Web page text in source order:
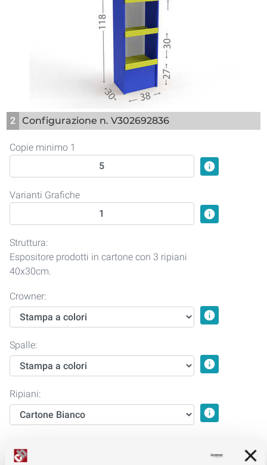
2 Configurazione n. V302692836
Copie minimo 1
info
Varianti Grafiche
info
Struttura:
Espositore prodotti in cartone con 3 ripiani
40x30cm.
Crowner:
info
Spalle:
info
Ripiani:
info
Inscatolamento info